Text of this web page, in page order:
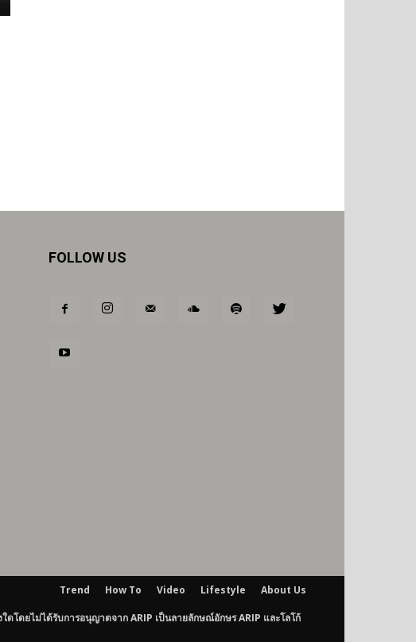
FOLLOW US
Trend How To Video Lifestyle About Us
ยไม่ได้รับการอนุญาตจาก ARIP เป็นลายลักษณ์อักษร ARIP และโลโก้